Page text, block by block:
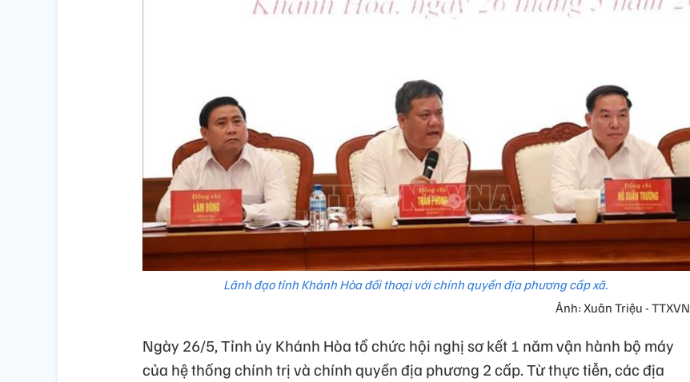
Lãnh đạo tỉnh Khánh Hòa đối thoại với chính quyền địa phương cấp xã.
Ảnh: Xuân Triệu - TTXVN
Ngày 26/5, Tỉnh ủy Khánh Hòa tổ chức hội nghị sơ kết 1 năm vận hành bộ máy
của hệ thống chính trị và chính quyền địa phương 2 cấp. Từ thực tiễn, các địa